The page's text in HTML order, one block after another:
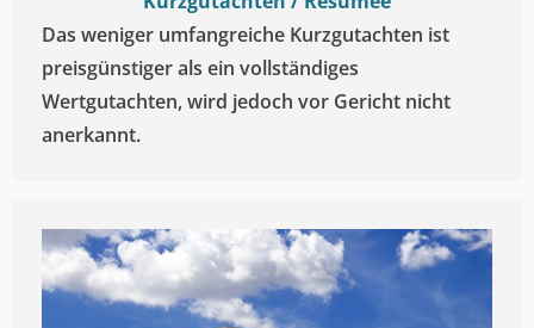
Das weniger umfangreiche Kurzgutachten ist
preisgünstiger als ein vollständiges
Wertgutachten, wird jedoch vor Gericht nicht
anerkannt.